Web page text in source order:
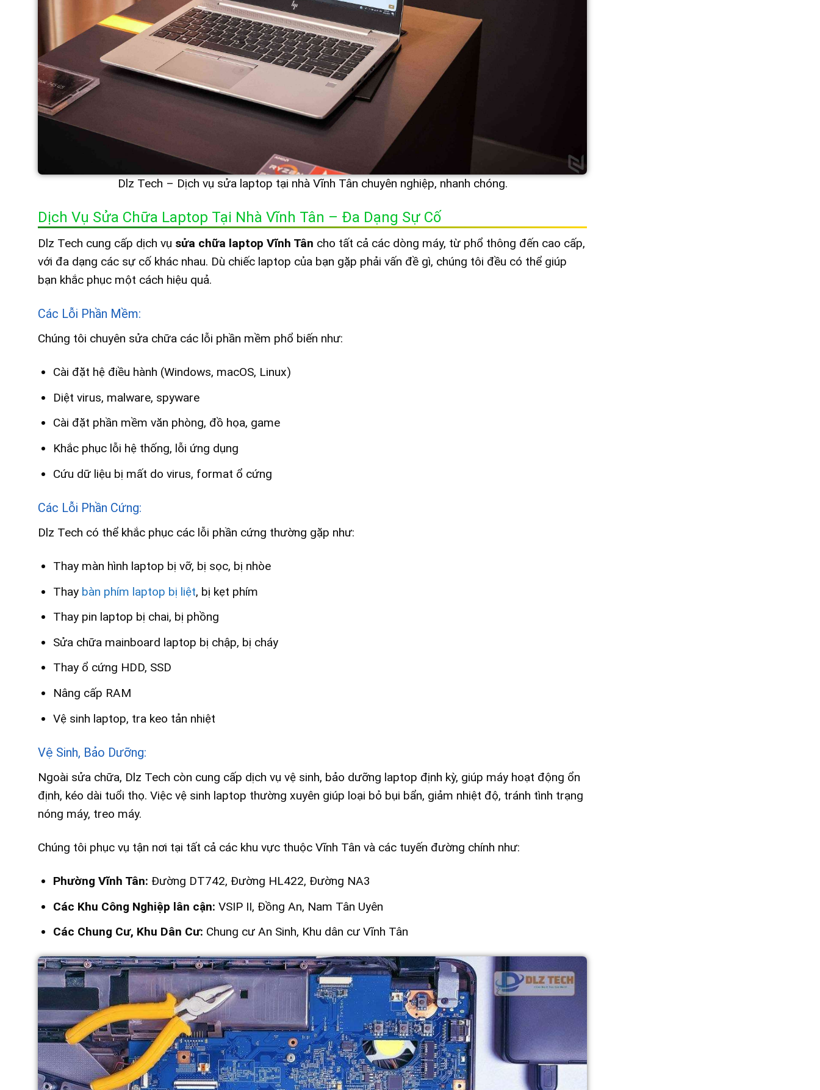
Dlz Tech – Dịch vụ sửa laptop tại nhà Vĩnh Tân chuyên nghiệp, nhanh chóng.
Dịch Vụ Sửa Chữa Laptop Tại Nhà Vĩnh Tân – Đa Dạng Sự Cố
Dlz Tech cung cấp dịch vụ sửa chữa laptop Vĩnh Tân cho tất cả các dòng máy, từ phổ thông đến cao cấp,
với đa dạng các sự cố khác nhau. Dù chiếc laptop của bạn gặp phải vấn đề gì, chúng tôi đều có thể giúp
bạn khắc phục một cách hiệu quả.
Các Lỗi Phần Mềm:
Chúng tôi chuyên sửa chữa các lỗi phần mềm phổ biến như:
Cài đặt hệ điều hành (Windows, macOS, Linux)
Diệt virus, malware, spyware
Cài đặt phần mềm văn phòng, đồ họa, game
Khắc phục lỗi hệ thống, lỗi ứng dụng
Cứu dữ liệu bị mất do virus, format ổ cứng
Các Lỗi Phần Cứng:
Dlz Tech có thể khắc phục các lỗi phần cứng thường gặp như:
Thay màn hình laptop bị vỡ, bị sọc, bị nhòe
Thay bàn phím laptop bị liệt, bị kẹt phím
Thay pin laptop bị chai, bị phồng
Sửa chữa mainboard laptop bị chập, bị cháy
Thay ổ cứng HDD, SSD
Nâng cấp RAM
Vệ sinh laptop, tra keo tản nhiệt
Vệ Sinh, Bảo Dưỡng:
Ngoài sửa chữa, Dlz Tech còn cung cấp dịch vụ vệ sinh, bảo dưỡng laptop định kỳ, giúp máy hoạt động ổn
định, kéo dài tuổi thọ. Việc vệ sinh laptop thường xuyên giúp loại bỏ bụi bẩn, giảm nhiệt độ, tránh tình trạng
nóng máy, treo máy.
Chúng tôi phục vụ tận nơi tại tất cả các khu vực thuộc Vĩnh Tân và các tuyến đường chính như:
Phường Vĩnh Tân: Đường DT742, Đường HL422, Đường NA3
Các Khu Công Nghiệp lân cận: VSIP II, Đồng An, Nam Tân Uyên
Các Chung Cư, Khu Dân Cư: Chung cư An Sinh, Khu dân cư Vĩnh Tân